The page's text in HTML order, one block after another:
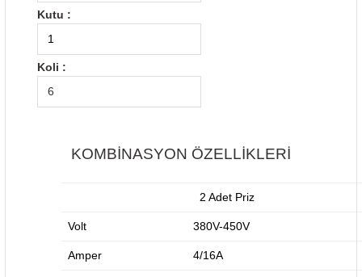
Kutu :
1
Koli :
6
KOMBİNASYON ÖZELLİKLERİ
2 Adet Priz
Volt 380V-450V
Amper 4/16A